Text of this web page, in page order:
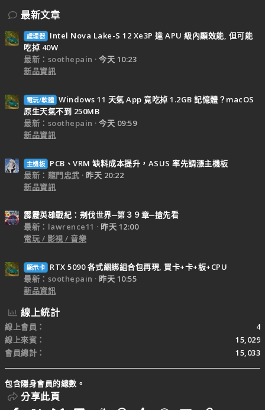
最新文章
處理器
Intel Nova Lake-S 12 Xe3P 達 APU 級內顯效能, 但可能
吃掉 40W
最新：soothepain
今天 10:23
新品資訊
電玩/軟體 Windows 11 天氣 App 竟吃掉 1.2GB 記憶體？macOS
原生天氣不到 250MB
最新：soothepain
今天 09:59
新品資訊
主機板
PCB、VRM 缺料成本提升，ASUS 率先調漲主機板
最新：龍門忠武
昨天 20:22
新品資訊
霹靂英雄戰紀：刜伐世界─第３９章─搶先看
最新：lawrence11
昨天 12:00
電玩 / 影視 / 音樂
顯示卡
RTX 5090 各式綑綁組合包再現, 買卡+卡+板+CPU
最新：soothepain
昨天 10:55
新品資訊
線上統計
線上會員
4
線上來賓
15,029
會員總計
15,033
包含隱身會員的總數。
分享此頁